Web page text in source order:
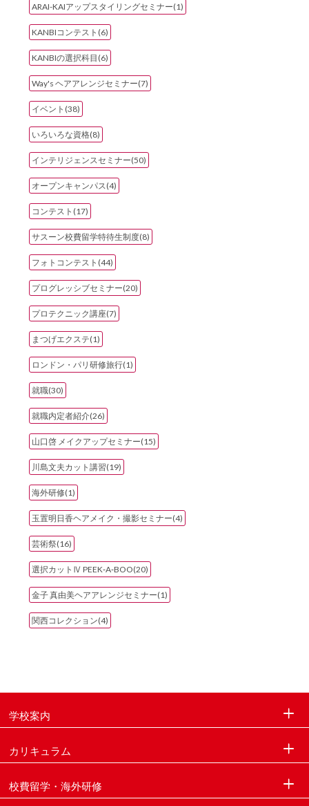
ARAI-KAIアップスタイリングセミナー(1)
KANBIコンテスト(6)
KANBIの選択科目(6)
Way's ヘアアレンジセミナー(7)
イベント(38)
いろいろな資格(8)
インテリジェンスセミナー(50)
オープンキャンパス(4)
コンテスト(17)
サスーン校費留学特待生制度(8)
フォトコンテスト(44)
プログレッシブセミナー(20)
プロテクニック講座(7)
まつげエクステ(1)
ロンドン・パリ研修旅行(1)
就職(30)
就職内定者紹介(26)
山口啓 メイクアップセミナー(15)
川島文夫カット講習(19)
海外研修(1)
玉置明日香ヘアメイク・撮影セミナー(4)
芸術祭(16)
選択カットⅣ PEEK‐A‐BOO(20)
金子 真由美ヘアアレンジセミナー(1)
関西コレクション(4)
学校案内
カリキュラム
校費留学・海外研修